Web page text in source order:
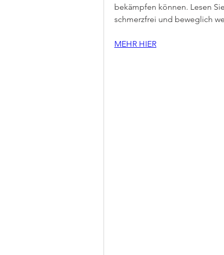
bekämpfen können. Lesen
schmerzfrei und beweglich
MEHR HIER